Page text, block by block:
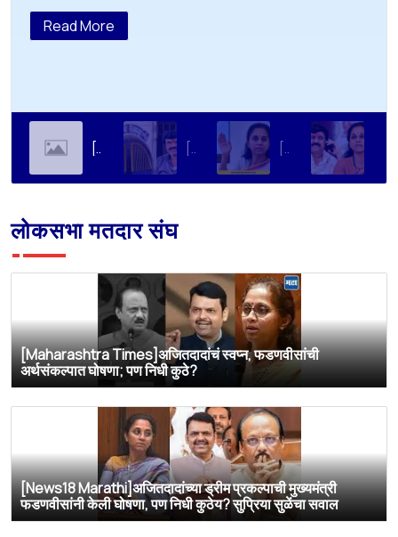
Read More
[Soha Ali Khan]Supriya Sule on Family, Power & Politics | Soha Ali Khan | Supriya Sule | All About Her [Loksatta]संतोष देशमुख हत्या प्रकरण : वाल्मिक कराडची रवानगी नागपूर कारागृहात करण्याची सुप्रिया सुळेंची मागणी [Dainik Prabhat]‘वाल्मिक कराडला बीड कारागृहातून नागपूरला हलवा’; सुप्रिया सुळेंची मुख्यमंत्र्यांकडे मोठी मागणी
लोकसभा मतदार संघ
[Maharashtra Times]अजितदादांचं स्वप्न, फडणवीसांची
अर्थसंकल्पात घोषणा; पण निधी कुठे?
[News18 Marathi]अजितदादांच्या ड्रीम प्रकल्पाची मुख्यमंत्री
फडणवीसांनी केली घोषणा, पण निधी कुठेय? सुप्रिया सुळेंचा सवाल